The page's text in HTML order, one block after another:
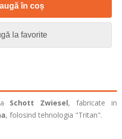
în coș
la favorite
Schott Zwiesel, fabricate in
, folosind tehnologia "Tritan".